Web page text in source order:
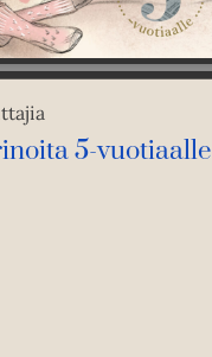
5-vuotiaalle